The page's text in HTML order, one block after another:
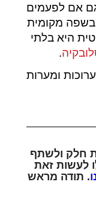
אם לפעמים
בשפה מקומית
היא בלתי
.
ומערות
חלק ולשתף
לעשות זאת
. תודה מראש